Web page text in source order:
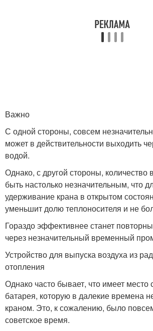
Важно
С одной стороны, совсем
может в действительности выходить
водой.
Однако, с другой стороны, количество
быть настолько незначительным, что
удерживание крана в открытом
уменьшит долю теплоносителя и не
Гораздо эффективнее станет
через незначительный временный
Устройство для выпуска воздуха из
отопления
Однако часто бывает, что имеет место
батарея, которую в далекие времена
краном. Это, к сожалению, было
советское время.